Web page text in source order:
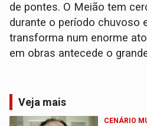
de pontes. O Meião tem
durante o período chuvoso
transforma num enorme
em obras antecede o
Veja mais
CENÁRIO